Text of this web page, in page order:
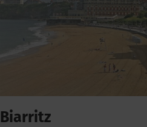
Biarritz